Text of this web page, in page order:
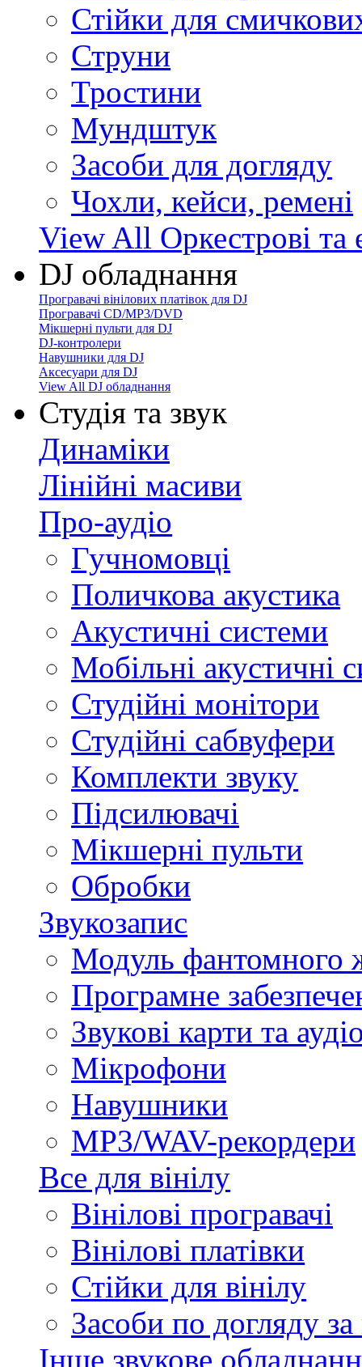
Стійки для
Струни
Тростини
Мундштук
Засоби для догляду
Чохли, кейси, ремені
View All Оркестрові та
DJ обладнання
Програвачі вінілових платівок для DJ
Програвачі CD/MP3/DVD
Мікшерні пульти для DJ
DJ-контролери
Навушники для DJ
Аксесуари для DJ
View All DJ обладнання
Студія та звук
Динаміки
Лінійні масиви
Про-аудіо
Гучномовці
Поличкова акустика
Акустичні системи
Мобільні акустичні
Студійні монітори
Студійні сабвуфери
Комплекти звуку
Підсилювачі
Мікшерні пульти
Обробки
Звукозапис
Модуль фантомного
Програмне
Звукові карти та
Мікрофони
Навушники
MP3/WAV-рекордери
Все для вінілу
Вінілові програвачі
Вінілові платівки
Стійки для вінілу
Засоби по догляду за
Інше звукове